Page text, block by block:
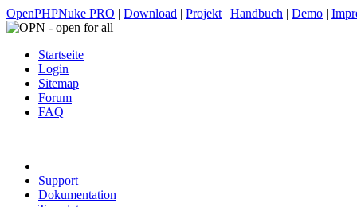
OpenPHPNuke PRO | Download | Projekt | Handbuch | Demo |
Startseite
Login
Sitemap
Forum
FAQ
Support
Dokumentation